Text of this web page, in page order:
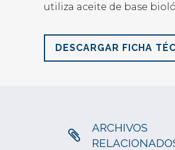
utiliza aceite de base
DESCARGAR FICHA
ARCHIVOS